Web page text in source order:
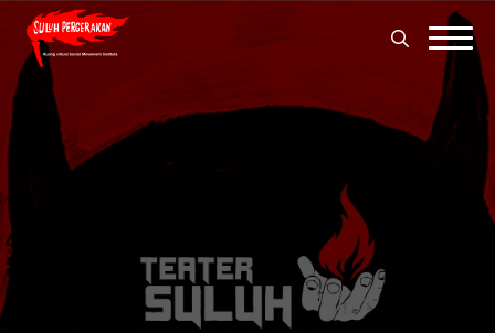
for: